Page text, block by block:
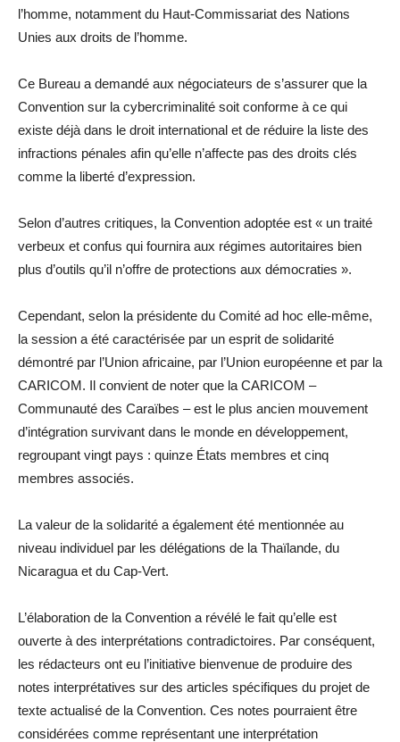
l’homme, notamment du Haut-Commissariat des Nations
Unies aux droits de l’homme.
Ce Bureau a demandé aux négociateurs de s’assurer que la
Convention sur la cybercriminalité soit conforme à ce qui
existe déjà dans le droit international et de réduire la liste des
infractions pénales afin qu’elle n’affecte pas des droits clés
comme la liberté d’expression.
Selon d’autres critiques, la Convention adoptée est « un traité
verbeux et confus qui fournira aux régimes autoritaires bien
plus d’outils qu’il n’offre de protections aux démocraties ».
Cependant, selon la présidente du Comité ad hoc elle-même,
la session a été caractérisée par un esprit de solidarité
démontré par l’Union africaine, par l’Union européenne et par la
CARICOM. Il convient de noter que la CARICOM –
Communauté des Caraïbes – est le plus ancien mouvement
d’intégration survivant dans le monde en développement,
regroupant vingt pays : quinze États membres et cinq
membres associés.
La valeur de la solidarité a également été mentionnée au
niveau individuel par les délégations de la Thaïlande, du
Nicaragua et du Cap-Vert.
L’élaboration de la Convention a révélé le fait qu’elle est
ouverte à des interprétations contradictoires. Par conséquent,
les rédacteurs ont eu l’initiative bienvenue de produire des
notes interprétatives sur des articles spécifiques du projet de
texte actualisé de la Convention. Ces notes pourraient être
considérées comme représentant une interprétation